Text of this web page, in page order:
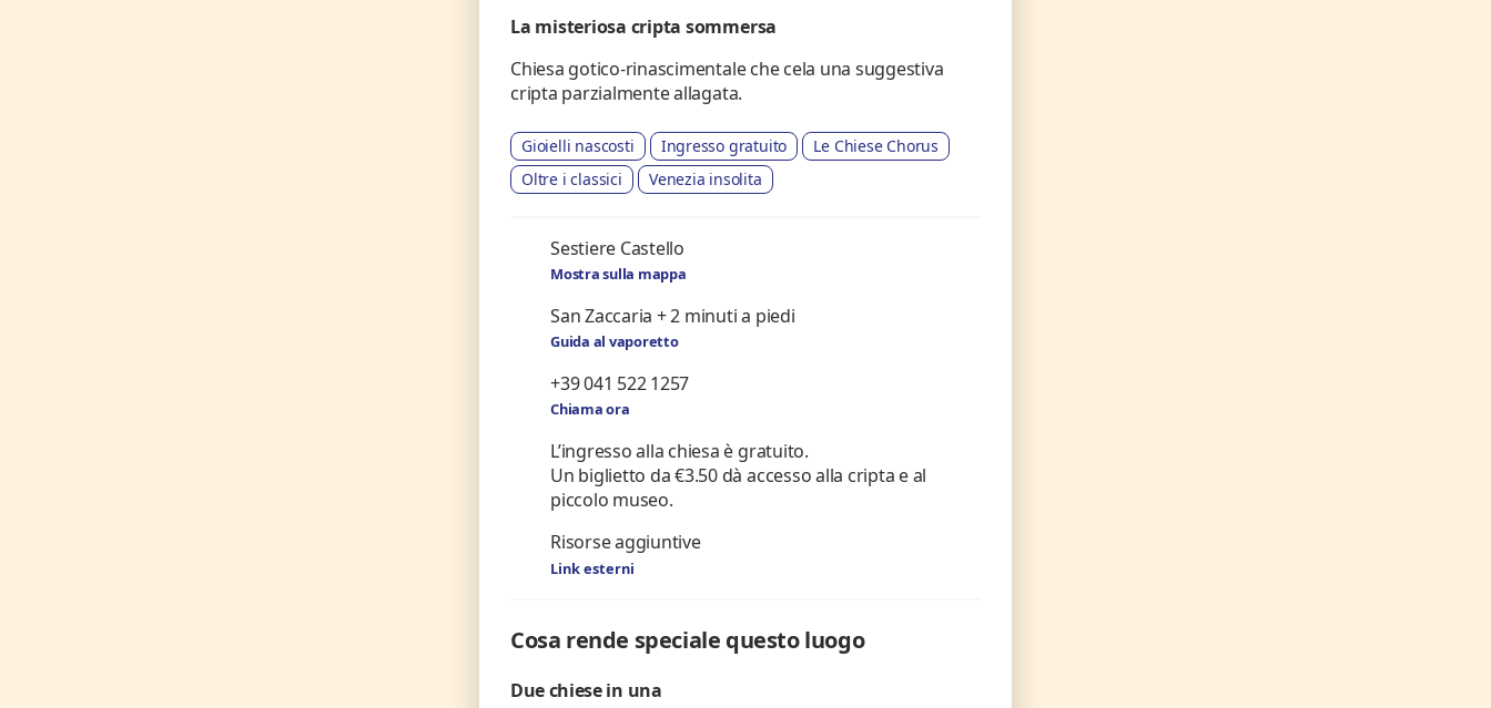
La misteriosa cripta sommersa
Chiesa gotico-rinascimentale che cela una suggestiva
cripta parzialmente allagata.
Gioielli nascosti Ingresso gratuito
Le Chiese Chorus
Oltre i classici
Venezia insolita
Sestiere Castello
Mostra sulla mappa
San Zaccaria + 2 minuti a piedi
Guida al vaporetto
+39 041 522 1257
Chiama ora
L’ingresso alla chiesa è gratuito.
Un biglietto da €3.50 dà accesso alla cripta e al
piccolo museo.
Risorse aggiuntive
Link esterni
Cosa rende speciale questo luogo
Due chiese in una